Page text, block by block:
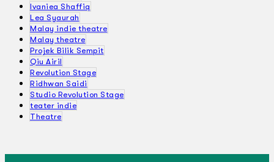
Ivaniea Shaffiq
Lea Syaurah
Malay indie theatre
Malay theatre
Projek Bilik Sempit
Qiu Airil
Revolution Stage
Ridhwan Saidi
Studio Revolution Stage
teater indie
Theatre